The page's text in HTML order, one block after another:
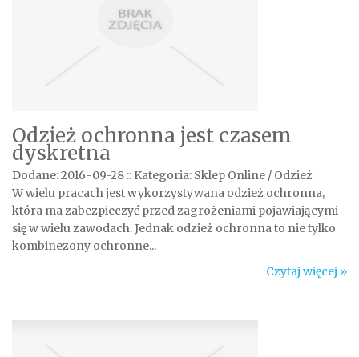
Odzież ochronna jest czasem
dyskretna
Dodane: 2016-09-28 :: Kategoria: Sklep Online / Odzież
W wielu pracach jest wykorzystywana odzież ochronna,
która ma zabezpieczyć przed zagrożeniami pojawiającymi
się w wielu zawodach. Jednak odzież ochronna to nie tylko
kombinezony ochronne...
Czytaj więcej »